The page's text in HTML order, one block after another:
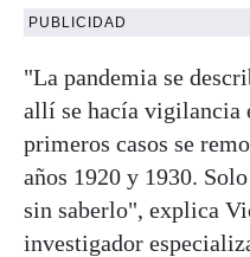
PUBLICIDAD
"La pandemia se
allí se hacía vigilancia
primeros casos se
años 1920 y 1930.
sin saberlo", explica
investigador